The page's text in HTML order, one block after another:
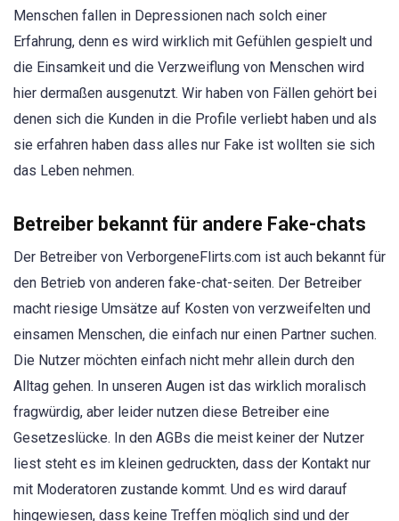
Menschen fallen in Depressionen nach solch einer
Erfahrung, denn es wird wirklich mit Gefühlen gespielt und
die Einsamkeit und die Verzweiflung von Menschen wird
hier dermaßen ausgenutzt. Wir haben von Fällen gehört bei
denen sich die Kunden in die Profile verliebt haben und als
sie erfahren haben dass alles nur Fake ist wollten sie sich
das Leben nehmen.
Betreiber bekannt für andere Fake-chats
Der Betreiber von VerborgeneFlirts.com ist auch bekannt für
den Betrieb von anderen fake-chat-seiten. Der Betreiber
macht riesige Umsätze auf Kosten von verzweifelten und
einsamen Menschen, die einfach nur einen Partner suchen.
Die Nutzer möchten einfach nicht mehr allein durch den
Alltag gehen. In unseren Augen ist das wirklich moralisch
fragwürdig, aber leider nutzen diese Betreiber eine
Gesetzeslücke. In den AGBs die meist keiner der Nutzer
liest steht es im kleinen gedruckten, dass der Kontakt nur
mit Moderatoren zustande kommt. Und es wird darauf
hingewiesen, dass keine Treffen möglich sind und der